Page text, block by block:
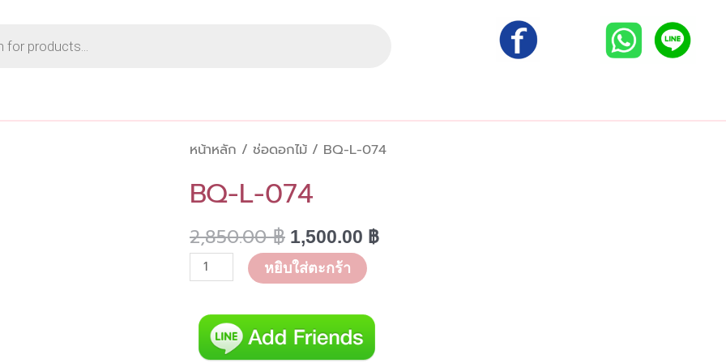
หน้าหลัก / ช่อดอกไม้ / BQ-L-074
BQ-L-074
2,850.00฿ Original
price
was:
1,500.00 ฿Current
จำนวน
BQ-
074
ชิ้น
หยิบใส่ตะกร้า